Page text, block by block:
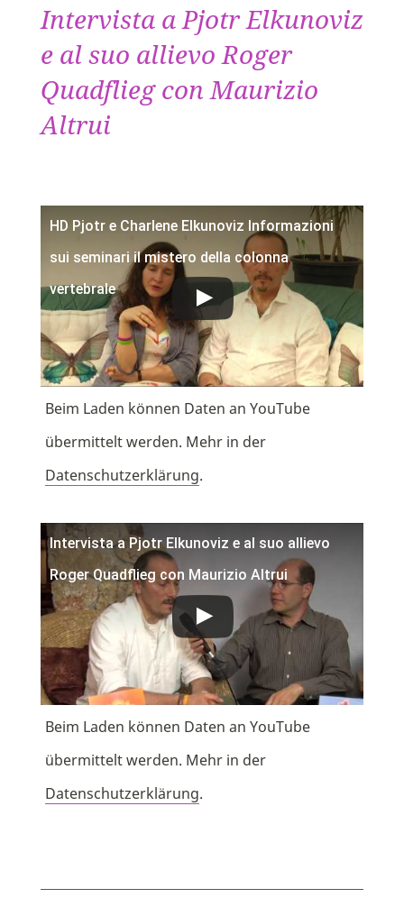
Intervista a Pjotr Elkunoviz
e al suo allievo Roger
Quadflieg con Maurizio
Altrui
HD Pjotr e Charlene Elkunoviz Informazioni
sui seminari il mistero della colonna
vertebrale
Beim Laden können Daten an YouTube
übermittelt werden. Mehr in der
Datenschutzerklärung.
Intervista a Pjotr Elkunoviz e al suo allievo
Roger Quadflieg con Maurizio Altrui
Beim Laden können Daten an YouTube
übermittelt werden. Mehr in der
Datenschutzerklärung.